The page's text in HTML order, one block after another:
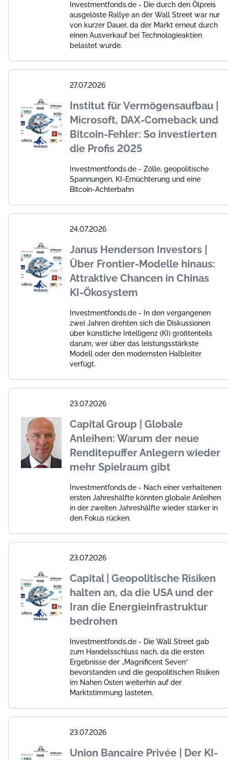
Investmentfonds.de - Die durch den Ölpreis
ausgelöste Rallye an der Wall Street war nur
von kurzer Dauer, da der Markt erneut durch
einen Ausverkauf bei Technologieaktien
belastet wurde.
27.07.2026
Institut für Vermögensaufbau |
Microsoft, DAX-Comeback und
Bitcoin-Fehler: So investierten
die Profis 2025
Investmentfonds.de - Zölle, geopolitische
Spannungen, KI-Ernüchterung und eine
Bitcoin-Achterbahn
24.07.2026
Janus Henderson Investors |
Über Frontier-Modelle hinaus:
Attraktive Chancen in Chinas
KI-Ökosystem
Investmentfonds.de - In den vergangenen
zwei Jahren drehten sich die Diskussionen
über künstliche Intelligenz (KI) größtenteils
darum, wer über das leistungsstärkste
Modell oder den modernsten Halbleiter
verfügt.
23.07.2026
Capital Group | Globale
Anleihen: Warum der neue
Renditepuffer Anlegern wieder
mehr Spielraum gibt
Investmentfonds.de - Nach einer verhaltenen
ersten Jahreshälfte könnten globale Anleihen
in der zweiten Jahreshälfte wieder stärker in
den Fokus rücken.
23.07.2026
Capital | Geopolitische Risiken
halten an, da die USA und der
Iran die Energieinfrastruktur
bedrohen
Investmentfonds.de - Die Wall Street gab
zum Handelsschluss nach, da die ersten
Ergebnisse der „Magnificent Seven“
bevorstanden und die geopolitischen Risiken
im Nahen Osten weiterhin auf der
Marktstimmung lasteten.
23.07.2026
Union Bancaire Privée | Der KI-